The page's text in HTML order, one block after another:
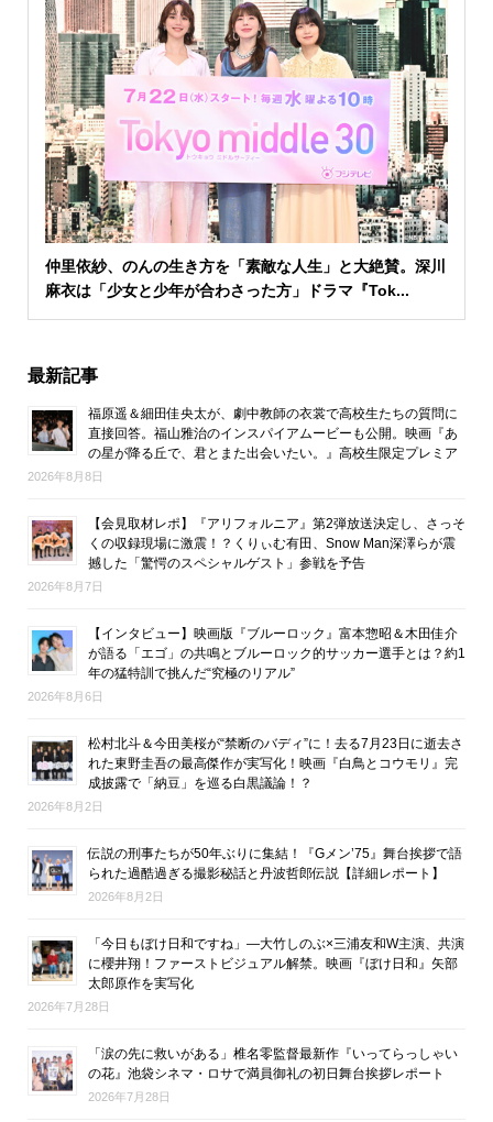
仲里依紗、のんの生き方を「素敵な人生」と大絶賛。深川
麻衣は「少女と少年が合わさった方」ドラマ『Tok...
最新記事
福原遥＆細田佳央太が、劇中教師の衣裳で高校生たちの質問に
直接回答。福山雅治のインスパイアムービーも公開。映画『あ
の星が降る丘で、君とまた出会いたい。』高校生限定プレミア
2026年8月8日
【会見取材レポ】『アリフォルニア』第2弾放送決定し、さっそ
くの収録現場に激震！？くりぃむ有田、Snow Man深澤らが震
撼した「驚愕のスペシャルゲスト」参戦を予告
2026年8月7日
【インタビュー】映画版『ブルーロック』富本惣昭＆木田佳介
が語る「エゴ」の共鳴とブルーロック的サッカー選手とは？約1
年の猛特訓で挑んだ“究極のリアル”
2026年8月6日
松村北斗＆今田美桜が“禁断のバディ”に！去る7月23日に逝去さ
れた東野圭吾の最高傑作が実写化！映画『白鳥とコウモリ』完
成披露で「納豆」を巡る白黒議論！？
2026年8月2日
伝説の刑事たちが50年ぶりに集結！『Gメン’75』舞台挨拶で語
られた過酷過ぎる撮影秘話と丹波哲郎伝説【詳細レポート】
2026年8月2日
「今日もぼけ日和ですね」―大竹しのぶ×三浦友和W主演、共演
に櫻井翔！ファーストビジュアル解禁。映画『ぼけ日和』矢部
太郎原作を実写化
2026年7月28日
「涙の先に救いがある」椎名零監督最新作『いってらっしゃい
の花』池袋シネマ・ロサで満員御礼の初日舞台挨拶レポート
2026年7月28日